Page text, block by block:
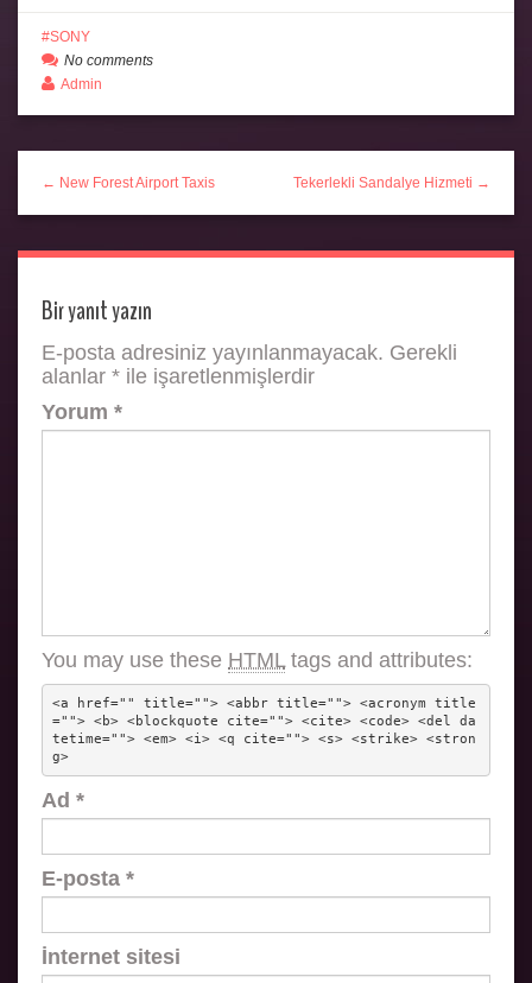
SONY
No comments
Admin
← New Forest Airport Taxis Tekerlekli Sandalye Hizmeti →
Bir yanıt yazın
E-posta adresiniz yayınlanmayacak. Gerekli
alanlar * ile işaretlenmişlerdir
Yorum *
You may use these HTMLtags and attributes:
<a href="" title=""> <abbr title=""> <acronym title
=""> <b> <blockquote cite=""> <cite> <code> <del da
tetime=""> <em> <i> <q cite=""> <s> <strike> <stron
g>
Ad *
E-posta *
İnternet sitesi